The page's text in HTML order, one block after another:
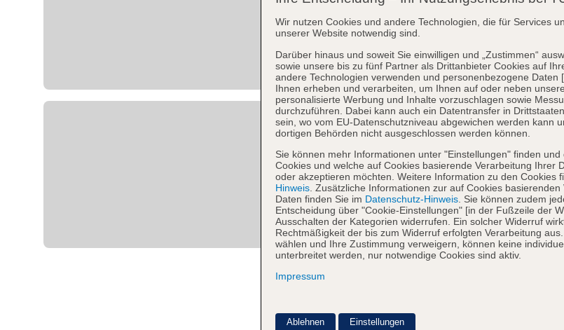
Wir nutzen Cookies und andere Technologien, die für Services
unserer Website notwendig sind.
Darüber hinaus und soweit Sie einwilligen und „Zustimmen“
sowie unsere bis zu fünf Partner als Drittanbieter Cookies auf
andere Technologien verwenden und personenbezogene Daten
Ihnen erheben und verarbeiten, um Ihnen auf oder neben
personalisierte Werbung und Inhalte vorzuschlagen sowie
durchzuführen. Dabei kann auch ein Datentransfer in
sein, wo vom EU-Datenschutzniveau abgewichen werden kann
dortigen Behörden nicht ausgeschlossen werden können.
Sie können mehr Informationen unter "Einstellungen" finden und
Cookies und welche auf Cookies basierende Verarbeitung Ihrer
oder akzeptieren möchten. Weitere Information zu den Cookies
Hinweis . Zusätzliche Informationen zur auf Cookies
Daten finden Sie im Datenschutz-Hinweis . Sie können zudem
Entscheidung über "Cookie-Einstellungen" [in der Fußzeile der
Ausschalten der Kategorien widerrufen. Ein solcher Widerruf
Rechtmäßigkeit der bis zum Widerruf erfolgten Verarbeitung aus.
wählen und Ihre Zustimmung verweigern, können keine
unterbreitet werden, nur notwendige Cookies sind aktiv.
Impressum
Ablehnen Einstellungen